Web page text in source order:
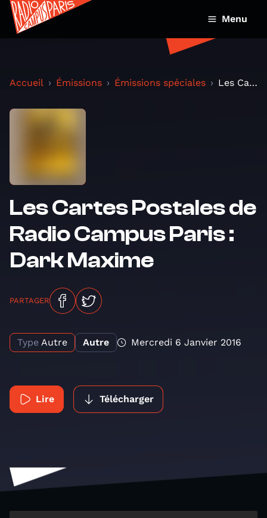
Menu
Accueil Émissions Émissions spéciales Les Cartes Postales de Radio Campus Paris : Dark M...
Les Cartes Postales de
Radio Campus Paris :
Dark Maxime
PARTAGER
Type Autre Autre Mercredi 6 Janvier 2016
Lire Télécharger